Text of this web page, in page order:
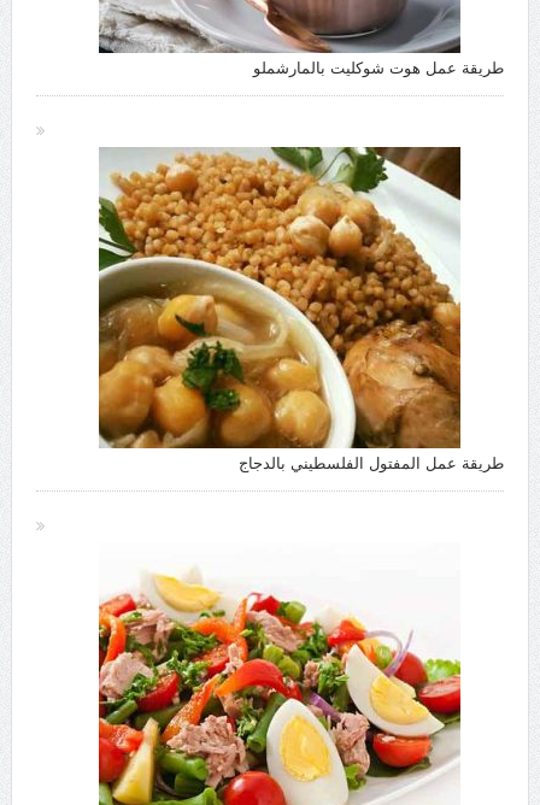
طريقة عمل هوت شوكليت بالمارشملو
طريقة عمل المفتول الفلسطيني بالدجاج